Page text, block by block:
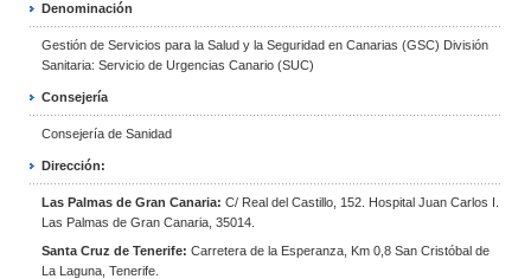
Denominación
Gestión de Servicios para la Salud y la Seguridad en Canarias (GSC) División
Sanitaria: Servicio de Urgencias Canario (SUC)
Consejería
Consejería de Sanidad
Dirección:
Las Palmas de Gran Canaria: C/ Real del Castillo, 152. Hospital Juan Carlos I.
Las Palmas de Gran Canaria, 35014.
Santa Cruz de Tenerife: Carretera de la Esperanza, Km 0,8 San Cristóbal de
La Laguna, Tenerife.